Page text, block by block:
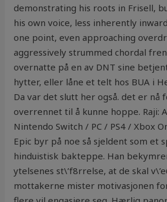
demonstrating his roots in Frisell,
his own voice, less inherently
one point, even approaching
aggressively strummed chordal
overnatte på en av DNT sine
hytter, eller låne et telt hos BUA i
Da var det slutt her også. det er nå
overrennet til å kunne hoppe. Raji:
Nintendo Switch / PC / PS4 / Xbox
Epic byr på noe så sjeldent som et
hinduistisk bakteppe. Han
ytelsenes st\’f8rrelse, at de skal
mottakerne mister motivasjonen